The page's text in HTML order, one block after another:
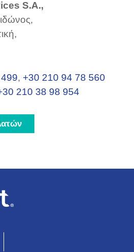
S.A.,
, +30 210 94 78 560
210 38 98 954